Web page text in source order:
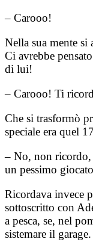
– Carooo!
Nella sua mente
Ci avrebbe
di lui!
– Carooo! Ti
Che si trasformò
speciale era quel
– No, non ricordo,
un pessimo
Ricordava invece
sottoscritto con
a pesca, se, nel
sistemare il garage.